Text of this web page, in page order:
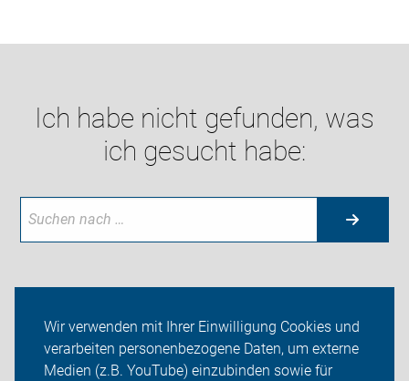
Wir verwenden mit Ihrer Einwilligung Cookies und
verarbeiten personenbezogene Daten, um externe
Medien (z.B. YouTube) einzubinden sowie für
Ich habe nicht gefunden, was
ich gesucht habe:
Themen